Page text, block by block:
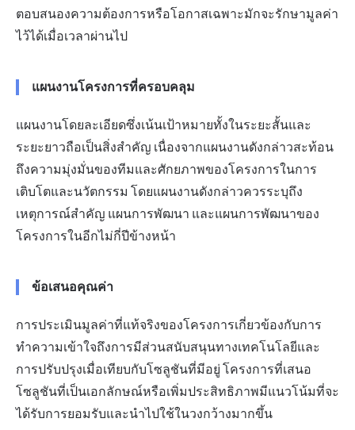
ตอบสนองความต้องการหรือโอกาสเฉพาะมักจะรักษามูลค่า
ไว้ได้เมื่อเวลาผ่านไป
แผนงานโครงการที่ครอบคลุม
แผนงานโดยละเอียดซึ่งเน้นเป้าหมายทั้งในระยะสั้นและ
ระยะยาวถือเป็นสิ่งสำคัญ เนื่องจากแผนงานดังกล่าวสะท้อน
ถึงความมุ่งมั่นของทีมและศักยภาพของโครงการในการ
เติบโตและนวัตกรรม โดยแผนงานดังกล่าวควรระบุถึง
เหตุการณ์สำคัญ แผนการพัฒนา และแผนการพัฒนาของ
โครงการในอีกไม่กี่ปีข้างหน้า
ข้อเสนอคุณค่า
การประเมินมูลค่าที่แท้จริงของโครงการเกี่ยวข้องกับการ
ทำความเข้าใจถึงการมีส่วนสนับสนุนทางเทคโนโลยีและ
การปรับปรุงเมื่อเทียบกับโซลูชันที่มีอยู่ โครงการที่เสนอ
โซลูชันที่เป็นเอกลักษณ์หรือเพิ่มประสิทธิภาพมีแนวโน้มที่จะ
ได้รับการยอมรับและนำไปใช้ในวงกว้างมากขึ้น